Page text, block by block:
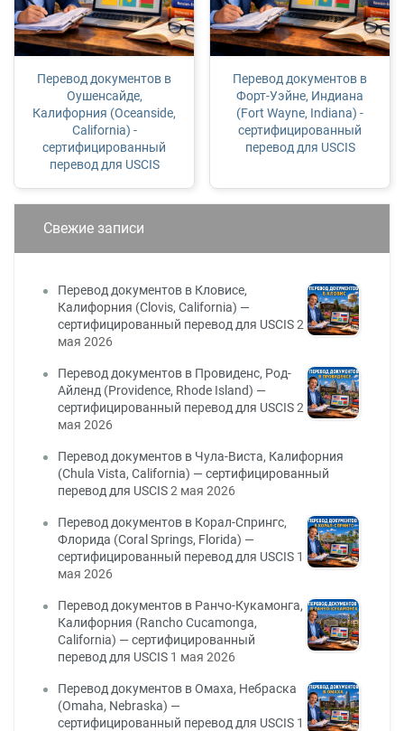
Перевод документов в
Оушенсайде,
Калифорния (Oceanside,
California) -
сертифицированный
перевод для USCIS
Перевод документов в
Форт-Уэйне, Индиана
(Fort Wayne, Indiana) -
сертифицированный
перевод для USCIS
Свежие записи
Перевод документов в Кловисе,
Калифорния (Clovis, California) —
сертифицированный перевод для USCIS2
мая 2026
Перевод документов в Провиденс, Род-
Айленд (Providence, Rhode Island) —
сертифицированный перевод для USCIS2
мая 2026
Перевод документов в Чула-Виста, Калифорния
(Chula Vista, California) — сертифицированный
перевод для USCIS2 мая 2026
Перевод документов в Корал-Спрингс,
Флорида (Coral Springs, Florida) —
сертифицированный перевод для USCIS 1
мая 2026
Перевод документов в Ранчо-Кукамонга,
Калифорния (Rancho Cucamonga,
California) — сертифицированный
перевод для USCIS 1 мая 2026
Перевод документов в Омаха, Небраска
(Omaha, Nebraska) —
сертифицированный перевод для USCIS 1